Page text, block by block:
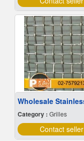
Category : Grilles
Contact seller